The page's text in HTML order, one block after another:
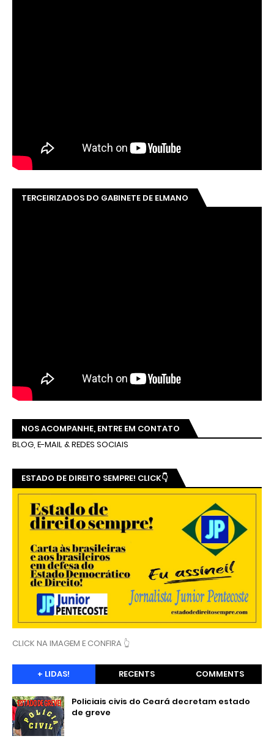
TERCEIRIZADOS DO GABINETE DE ELMANO
NOS ACOMPANHE, ENTRE EM CONTATO
BLOG, E-MAIL & REDES SOCIAIS
ESTADO DE DIREITO SEMPRE! CLICK👇
CLICK NA IMAGEM E CONFIRA 👆
+ LIDAS! RECENTS COMMENTS
Policiais civis do Ceará decretam estado
de greve